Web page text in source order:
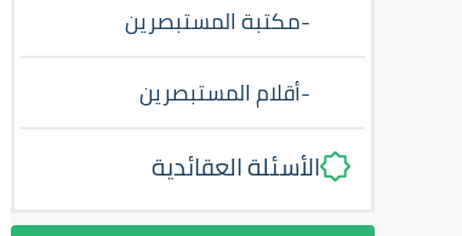
-مكتبة المستبصرين
-أقلام المستبصرين
الأسئلة العقائدية